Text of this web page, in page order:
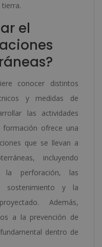
el
conocer distintos
y medidas de
las actividades
ofrece una
que se llevan a
incluyendo
la perforación, las
sostenimiento y la
Además,
a la prevención de
dentro de